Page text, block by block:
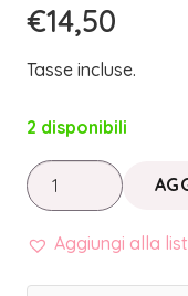
€14,50
Tasse incluse.
2 disponibili
SMALTO
UNGHIE
SNOWAggiungi alla